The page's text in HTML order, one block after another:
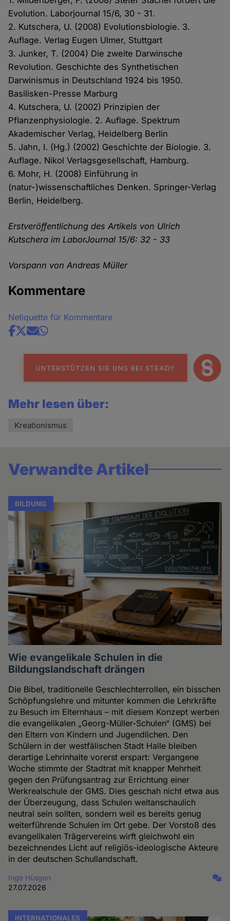
Evolution. Laborjournal 15/6, 30 - 31.
2. Kutschera, U. (2008) Evolutionsbiologie. 3.
Auflage. Verlag Eugen Ulmer, Stuttgart
3. Junker, T. (2004) Die zweite Darwinsche
Revolution. Geschichte des Synthetischen
Darwinismus in Deutschland 1924 bis 1950.
Basilisken-Presse Marburg
4. Kutschera, U. (2002) Prinzipien der
Pflanzenphysiologie. 2. Auflage. Spektrum
Akademischer Verlag, Heidelberg Berlin
5. Jahn, I. (Hg.) (2002) Geschichte der Biologie. 3.
Auflage. Nikol Verlagsgesellschaft, Hamburg.
6. Mohr, H. (2008) Einführung in
(natur-)wissenschaftliches Denken. Springer-Verlag
Berlin, Heidelberg.
Erstveröffentlichung des Artikels von Ulrich
Kutschera im LaborJournal 15/6: 32 - 33
Vorspann von Andreas Müller
Kommentare
Netiquette für Kommentare
Share
news
Mehr lesen über:
Kreationismus
Verwandte Artikel
BILDUNG
Wie evangelikale Schulen in die
Bildungslandschaft drängen
Die Bibel, traditionelle Geschlechterrollen, ein bisschen
Schöpfungslehre und mitunter kommen die Lehrkräfte
zu Besuch im Elternhaus – mit diesem Konzept werben
die evangelikalen „Georg-Müller-Schulen“ (GMS) bei
den Eltern von Kindern und Jugendlichen. Den
Schülern in der westfälischen Stadt Halle bleiben
derartige Lehrinhalte vorerst erspart: Vergangene
Woche stimmte der Stadtrat mit knapper Mehrheit
gegen den Prüfungsantrag zur Errichtung einer
Werkrealschule der GMS. Dies geschah nicht etwa aus
der Überzeugung, dass Schulen weltanschaulich
neutral sein sollten, sondern weil es bereits genug
weiterführende Schulen im Ort gebe. Der Vorstoß des
evangelikalen Trägervereins wirft gleichwohl ein
bezeichnendes Licht auf religiös-ideologische Akteure
in der deutschen Schullandschaft.
Inge Hüsgen
27.07.2026
INTERNATIONALES